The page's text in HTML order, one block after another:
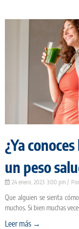
¿Ya
un peso
24 enero, 2023 3:00 pm
Que alguien se sienta
muchos. Si bien muchas
Leer más →